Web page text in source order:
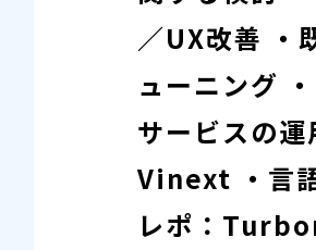
／UX改善 ・
ューニング
サービスの
Vinext ・言
レポ：